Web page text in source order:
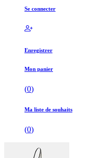
Se connecter
Enregistrer
Mon panier
(0)
Ma liste de souhaits
(0)